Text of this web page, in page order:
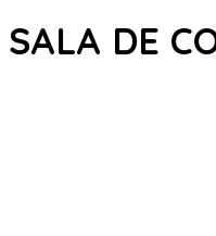
SALA DE